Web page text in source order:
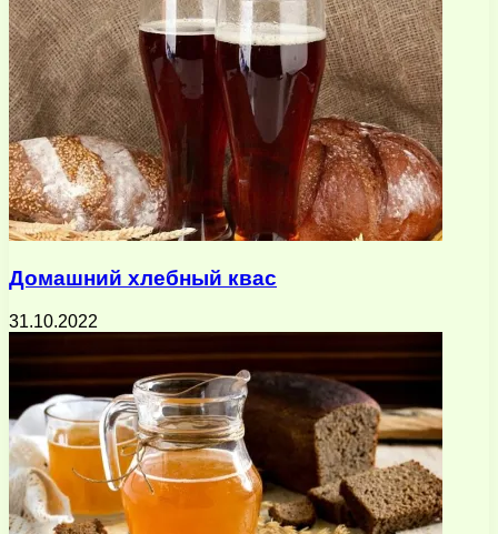
Домашний хлебный квас
31.10.2022